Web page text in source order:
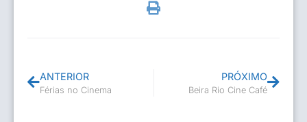
ANTERIOR
Férias no Cinema
PRÓXIMO
Beira Rio Cine Café